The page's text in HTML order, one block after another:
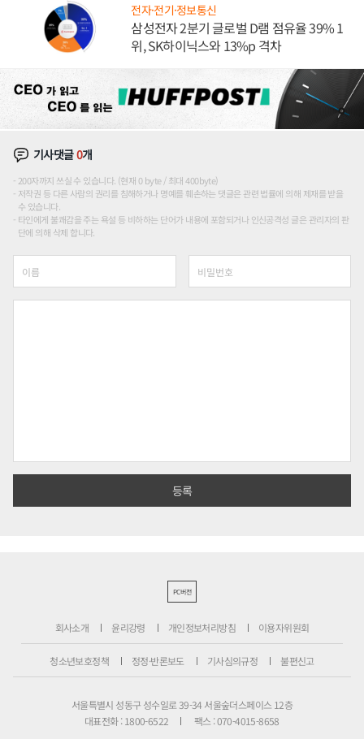
전자·전기·정보통신
삼성전자 2분기 글로벌 D램 점유율 39% 1
위, SK하이닉스와 13%p 격차
기사댓글0개
200자까지 쓰실 수 있습니다. (현재 0 byte / 최대 400byte)
저작권 등 다른 사람의 권리를 침해하거나 명예를 훼손하는 댓글은 관련 법률에 의해 제재를 받을
수 있습니다.
타인에게 불쾌감을 주는 욕설 등 비하하는 단어가 내용에 포함되거나 인신공격성 글은 관리자의 판
단에 의해 삭제 합니다.
PC버전
회사소개 윤리강령 개인정보처리방침 이용자위원회
청소년보호정책 정정·반론보도 기사심의규정 불편신고
서울특별시 성동구 성수일로 39-34 서울숲더스페이스 12층
대표전화 : 1800-6522
팩스 : 070-4015-8658